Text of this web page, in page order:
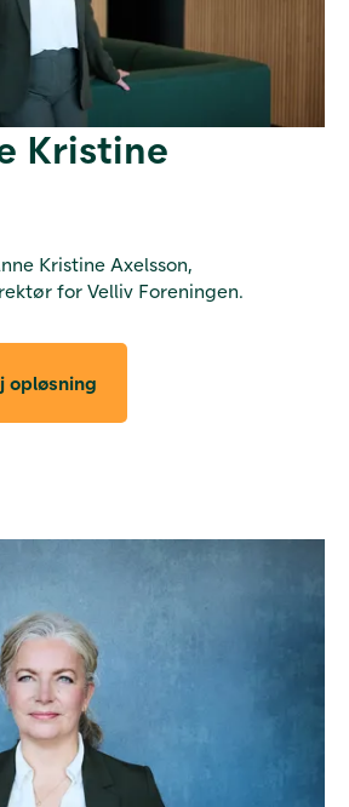
Kristine
Kristine Axelsson,
for Velliv Foreningen.
opløsning